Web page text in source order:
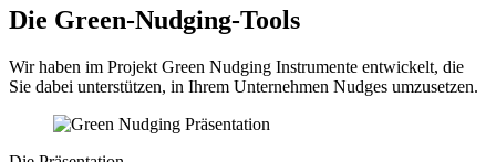
Die Green-Nudging-Tools
Wir haben im Projekt Green Nudging Instrumente entwickelt, die
Sie dabei unterstützen, in Ihrem Unternehmen Nudges umzusetzen.